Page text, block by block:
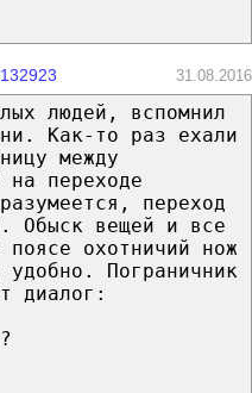
31.08.2016
людей, вспомнил
Как-то раз ехали
между
на переходе
переход
Обыск вещей и все
охотничий нож
Пограничник
диалог: